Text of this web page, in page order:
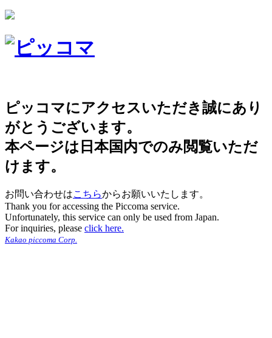
ピッコマにアクセスいただき誠にあり
がとうございます。
本ページは日本国内でのみ閲覧いただ
けます。
お問い合わせはこちらからお願いいたします。
Thank you for accessing the Piccoma service.
Unfortunately, this service can only be used from Japan.
For inquiries, please click here.
Kakao piccoma Corp.